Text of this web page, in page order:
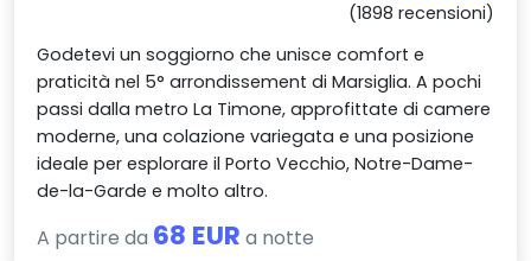
(1898 recensioni)
Godetevi un soggiorno che unisce comfort e
praticità nel 5° arrondissement di Marsiglia. A pochi
passi dalla metro La Timone, approfittate di camere
moderne, una colazione variegata e una posizione
ideale per esplorare il Porto Vecchio, Notre-Dame-
de-la-Garde e molto altro.
A partire da 68 EUR a notte